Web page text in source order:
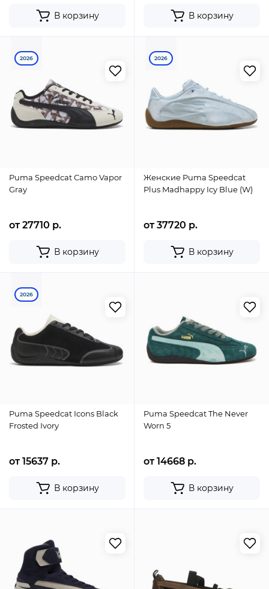
В корзину В корзину
2026
Puma Speedcat Camo Vapor
Gray
от 27710 р.
В корзину
2026
Женские Puma Speedcat
Plus Madhappy Icy Blue (W)
от 37720 р.
В корзину
2026
Puma Speedcat Icons Black
Frosted Ivory
от 15637 р.
В корзину
Puma Speedcat The Never
Worn 5
от 14668 р.
В корзину